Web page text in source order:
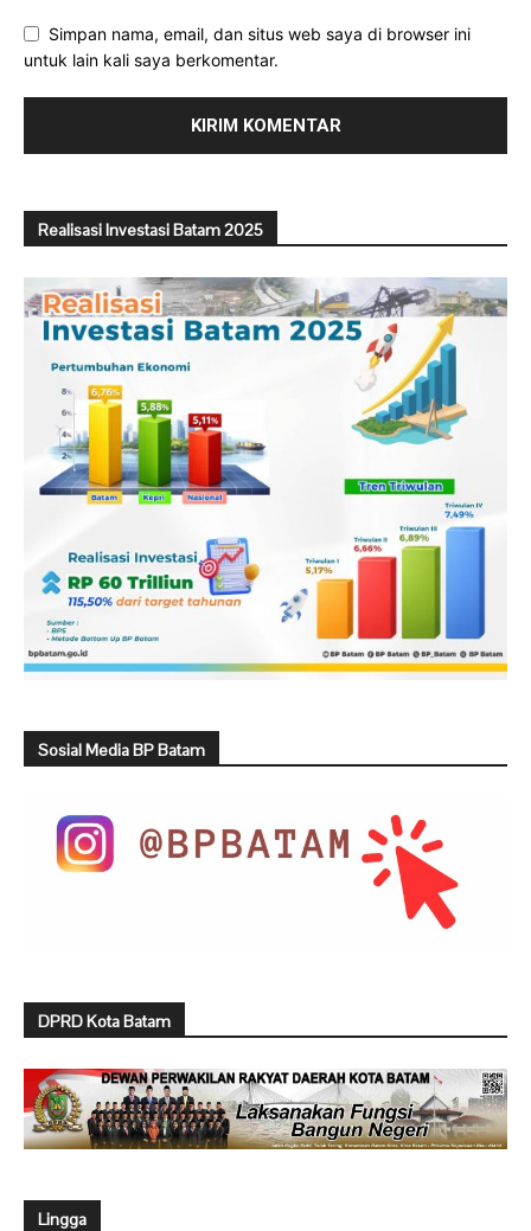
Simpan nama, email, dan situs web saya di browser ini
untuk lain kali saya berkomentar.
Realisasi Investasi Batam 2025
Sosial Media BP Batam
DPRD Kota Batam
Lingga